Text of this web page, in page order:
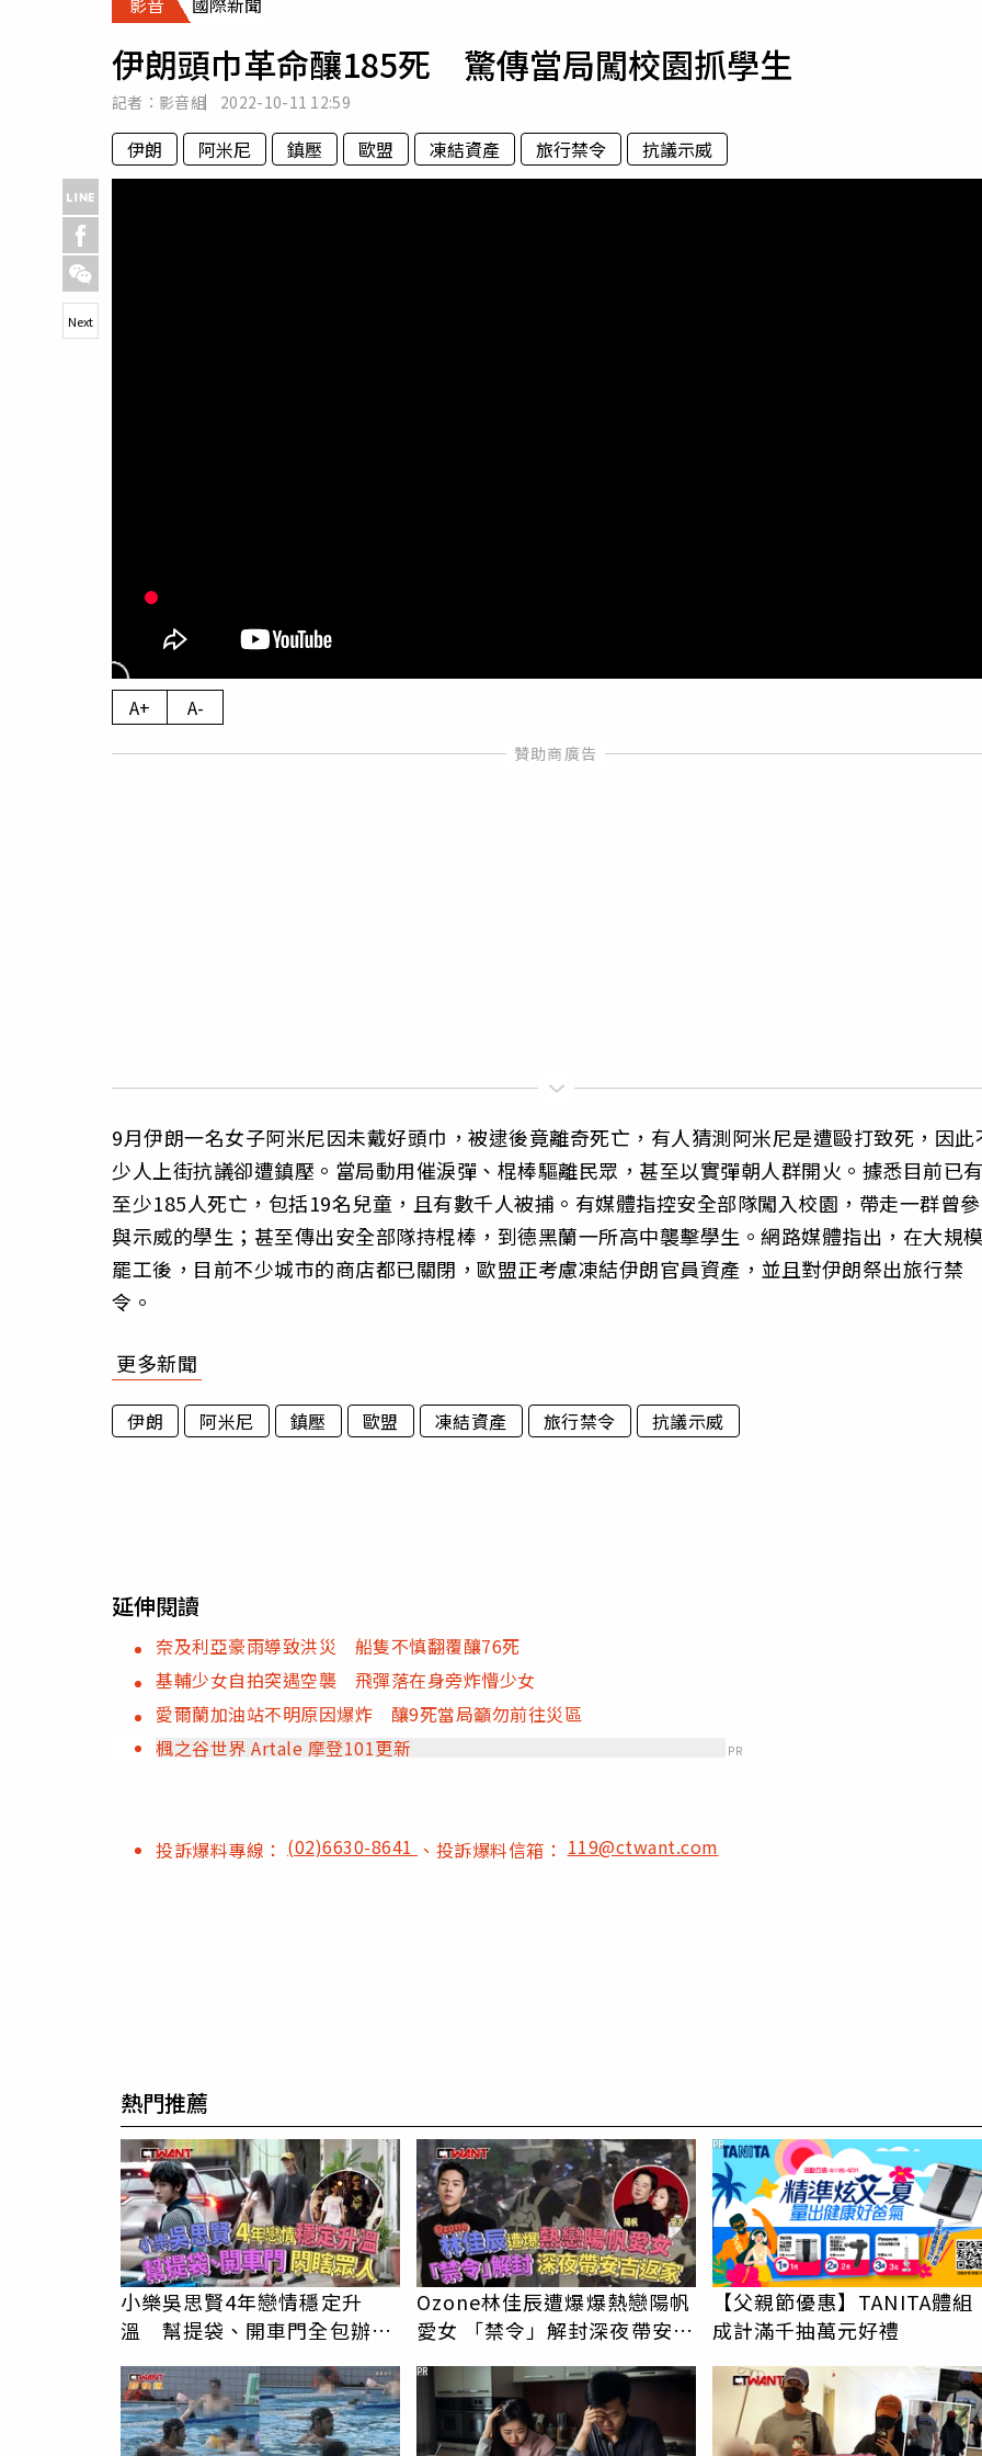
專欄
運勢
梅酒
伊朗頭巾革命釀185死 驚傳當局闖校園抓學生
記者：影音組 2022-10-11 12:59
伊朗 阿米尼 鎮壓 歐盟 凍結資產 旅行禁令 抗議示威
A+ A-
9月伊朗一名女子阿米尼因未戴好頭巾，被逮後竟離奇死亡，有人猜測阿米尼是遭毆打致死，因此
少人上街抗議卻遭鎮壓。當局動用催淚彈、棍棒驅離民眾，甚至以實彈朝人群開火。據悉目前已有
至少185人死亡，包括19名兒童，且有數千人被捕。有媒體指控安全部隊闖入校園，帶走一群曾參
與示威的學生；甚至傳出安全部隊持棍棒，到德黑蘭一所高中襲擊學生。網路媒體指出，在大規模
罷工後，目前不少城市的商店都已關閉，歐盟正考慮凍結伊朗官員資產，並且對伊朗祭出旅行禁
令。
更多新聞
伊朗 阿米尼 鎮壓 歐盟 凍結資產 旅行禁令 抗議示威
Next
延伸閱讀
奈及利亞豪雨導致洪災 船隻不慎翻覆釀76死
基輔少女自拍突遇空襲 飛彈落在身旁炸懵少女
愛爾蘭加油站不明原因爆炸 釀9死當局籲勿前往災區
楓之谷世界 Artale 摩登101更新
PR
投訴爆料專線： (02)6630-8641 、投訴爆料信箱：119@ctwant.com
熱門推薦
小樂吳思賢4年戀情穩定升
溫 幫提袋、開車門全包辦閃
Ozone林佳辰遭爆爆熱戀陽帆
愛女 「禁令」解封深夜帶安吉
【父親節優惠】TANITA體組
成計滿千抽萬元好禮
PR
PR